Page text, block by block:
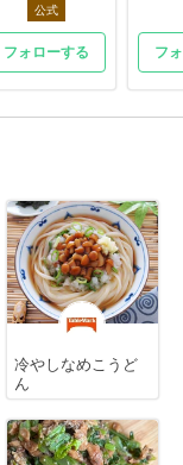
公式
フォローする フ
冷やしなめこうど
ん